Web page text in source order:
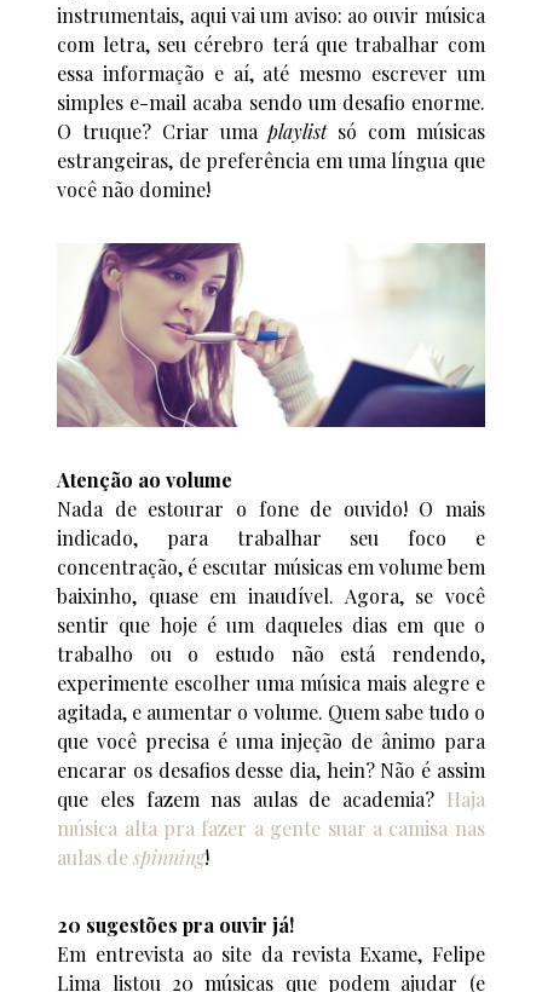
instrumentais, aqui vai um aviso: ao ouvir música
com letra, seu cérebro terá que trabalhar com
essa informação e aí, até mesmo escrever um
simples e-mail acaba sendo um desafio enorme.
O truque? Criar uma playlistsó com músicas
estrangeiras, de preferência em uma língua que
você não domine!
Atenção ao volume
Nada de estourar o fone de ouvido! O mais
indicado, para trabalhar seu foco e
concentração, é escutar músicas em volume bem
baixinho, quase em inaudível. Agora, se você
sentir que hoje é um daqueles dias em que o
trabalho ou o estudo não está rendendo,
experimente escolher uma música mais alegre e
agitada, e aumentar o volume. Quem sabe tudo o
que você precisa é uma injeção de ânimo para
encarar os desafios desse dia, hein? Não é assim
que eles fazem nas aulas de academia? Haja
música alta pra fazer a gente suar a camisa nas
aulas despinning!
20 sugestões pra ouvir já!
Em entrevista ao site da revista Exame, Felipe
Lima listou 20 músicas que podem ajudar (e